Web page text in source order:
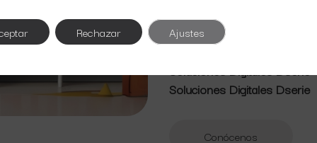
Soluciones Digitales Dserie
Soluciones Digitales Dserie
Conócenos
Rechazar Ajustes